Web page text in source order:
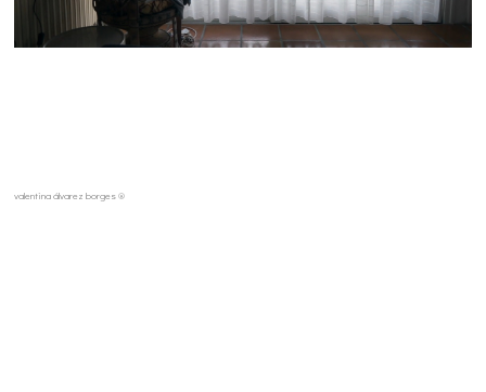
valentina álvarez borges ®